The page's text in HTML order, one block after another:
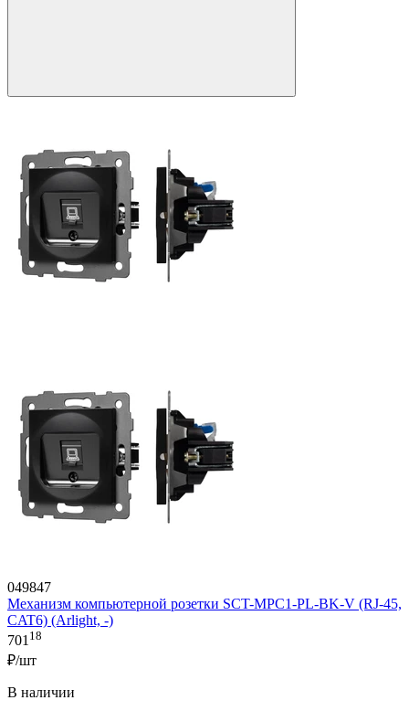
049847
Механизм компьютерной розетки SCT-MPC1-PL-BK-V (RJ-45,
CAT6) (Arlight, -)
70118
₽/шт
В наличии